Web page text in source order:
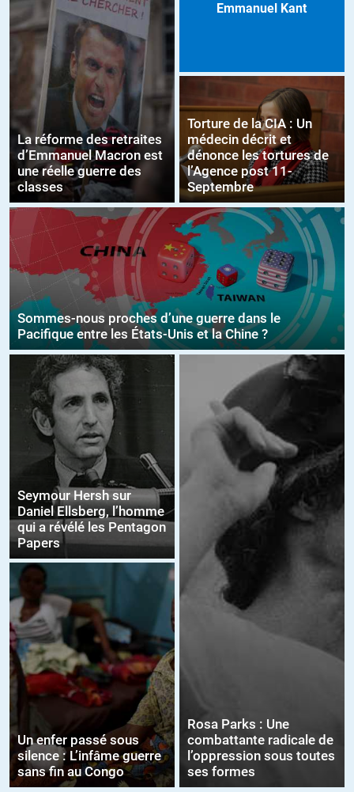
La réforme des retraites
d’Emmanuel Macron est
une réelle guerre des
classes
Emmanuel Kant
Torture de la CIA : Un
médecin décrit et
dénonce les tortures de
l’Agence post 11-
Septembre
Sommes-nous proches d’une guerre dans le
Pacifique entre les États-Unis et la Chine ?
Seymour Hersh sur
Daniel Ellsberg, l’homme
qui a révélé les Pentagon
Papers
Un enfer passé sous
silence : L’infâme guerre
sans fin au Congo
Rosa Parks : Une
combattante radicale de
l’oppression sous toutes
ses formes